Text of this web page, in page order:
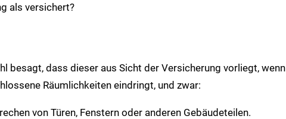
als versichert?
besagt, dass dieser aus Sicht der Versicherung vorliegt, wenn
Räumlichkeiten eindringt, und zwar:
von Türen, Fenstern oder anderen Gebäudeteilen.